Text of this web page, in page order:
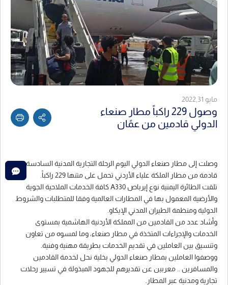
مايو 2022,31
وصول 229 راكباً مطار صنعاء
الدولي قادمين من عمًان
وصلت إلى مطار صنعاء الدولي اليوم الرحلة التجارية المدنية السادسة
قادمة من مطار الملكة علياء الأردني تحمل على متنها 229 راكباً.
تلقت الطائرة اليمنية نوع إيرباص A330 كافة الخدمات الملاحية الجوية
والأرضية المعمول بها في المطارات العالمية وفقا للمتطلبات والشروط
الدولية ومنظمة الطيران المدني الإيكاو.
وأشاد عدد من القادمين من المملكة الأردنية الهاشمية بمستوى
الخدمات والإجراءات المتخذة في مطار صنعاء، وما لمسوه من تعاون
وتنسيق بين العاملين في تقديم الخدمات بطريقة مهنية وفنية.
ووصفوا العاملين بمطار صنعاء الدولي بخلية نحل لخدمة القادمين
والمسافرين .. معربين عن تقديرهم للجهود المبذولة في تسيير رحلات
تجارية ومدنية عبر المطار.